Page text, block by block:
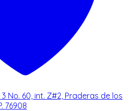
No. 60, int. Z#2, Praderas de los
76908